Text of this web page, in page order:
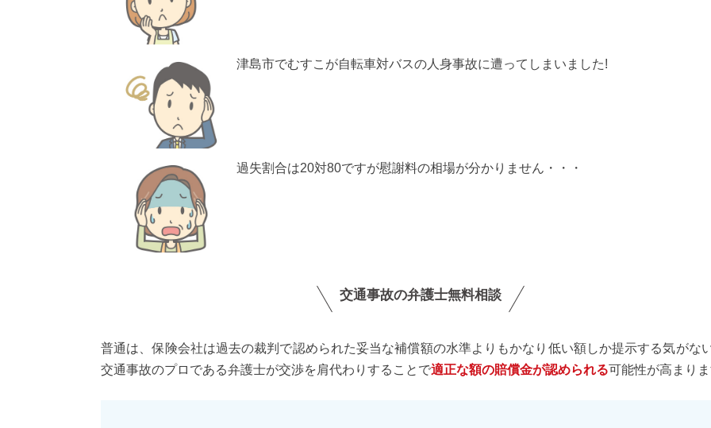
津島市でむすこが自転車対バスの人身事故に遭ってしまいました!
過失割合は20対80ですが慰謝料の相場が分かりません・・・
交通事故の弁護士無料相談
普通は、保険会社は過去の裁判で認められた妥当な補償額の水準よりもかなり低い額しか提示する気がな
交通事故のプロである弁護士が交渉を肩代わりすることで適正な額の賠償金が認められる可能性が高まり